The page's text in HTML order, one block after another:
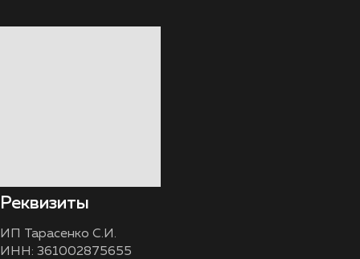
Реквизиты
ИП Тарасенко С.И.
ИНН: 361002875655